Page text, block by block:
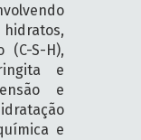
hidratos,
S-H),
e
e
e